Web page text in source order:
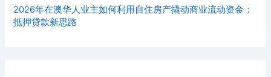
2026年在澳华人业主如何利用自住房产撬动商业流动资金：
抵押贷款新思路